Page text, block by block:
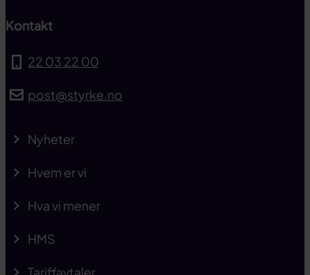
Kontakt
22 03 22 00
post@styrke.no
Nyheter
Hvem er vi
Hva vi mener
HMS